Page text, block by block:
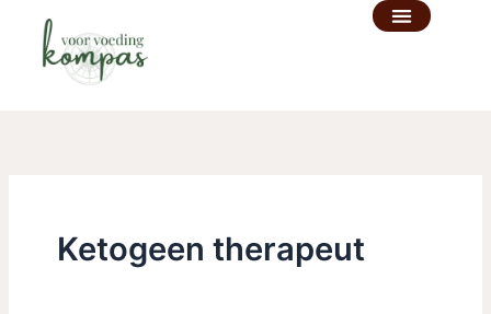
Ketogeen therapeut